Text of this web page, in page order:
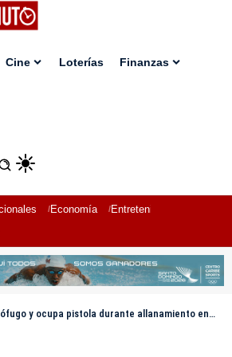
Cine Loterías Finanzas
Economía Entretenimiento
ocupa pistola durante allanamiento en Las Matas de Santa Cruz